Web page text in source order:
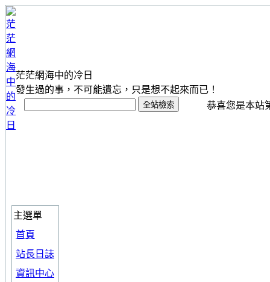
茫茫網海中的冷日
發生過的事，不可能遺忘，只是想不起來而已！
恭喜您是本站
主選單
首頁
站長日誌
資訊中心